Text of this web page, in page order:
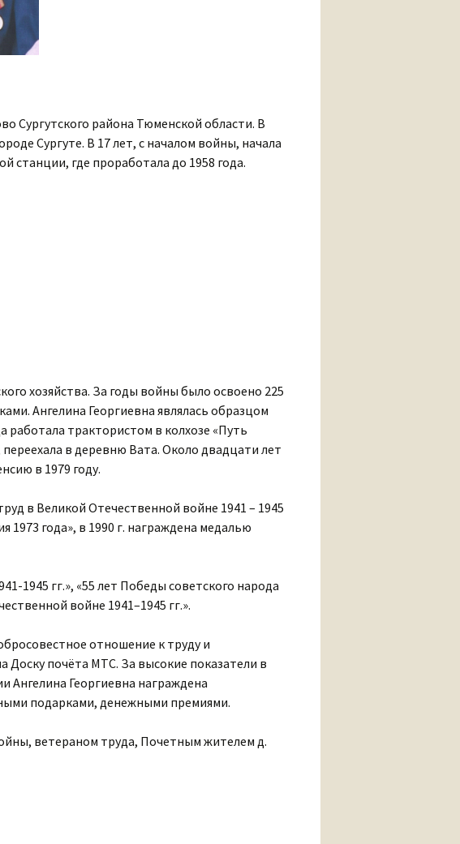
Сургутского района Тюменской области. В
Сургуте. В 17 лет, с началом войны, начала
станции, где проработала до 1958 года.
хозяйства. За годы войны было освоено 225
Ангелина Георгиевна являлась образцом
работала трактористом в колхозе «Путь
переехала в деревню Вата. Около двадцати лет
в 1979 году.
в Великой Отечественной войне 1941 – 1945
1973 года», в 1990 г. награждена медалью
1945 гг.», «55 лет Победы советского народа
войне 1941–1945 гг.».
отношение к труду и
Доску почёта МТС. За высокие показатели в
Ангелина Георгиевна награждена
подарками, денежными премиями.
ветераном труда, Почетным жителем д.